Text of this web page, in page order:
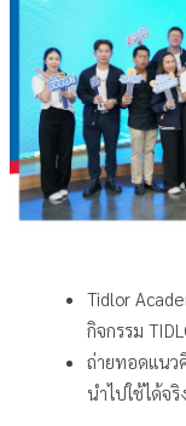
Tidlor
กิจกรรม
ถ่ายทอดแนว
นำไปใช้ได้จริง